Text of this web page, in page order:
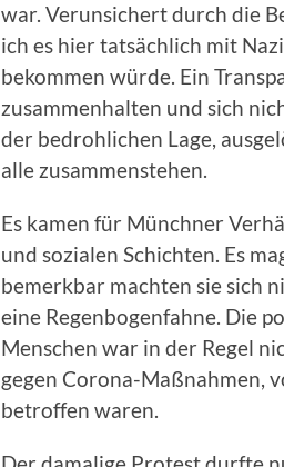
war. Verunsichert durch die
ich es hier tatsächlich mit
bekommen würde. Ein
zusammenhalten und sich
der bedrohlichen Lage,
alle zusammenstehen.
Es kamen für Münchner
und sozialen Schichten. Es
bemerkbar machten sie sich
eine Regenbogenfahne. Die
Menschen war in der Regel
gegen Corona-Maßnahmen,
betroffen waren.